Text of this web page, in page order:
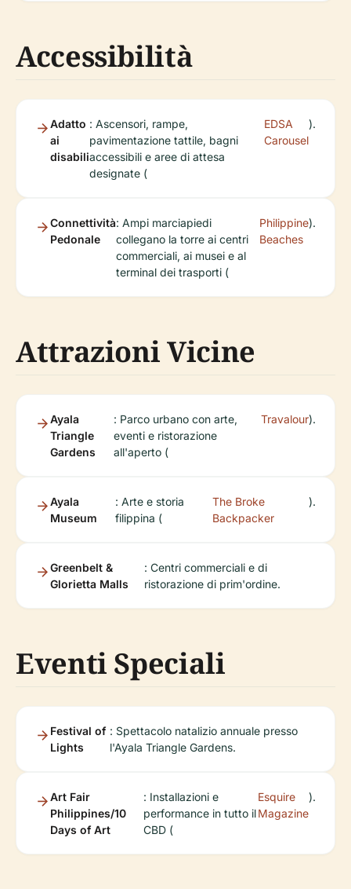
Accessibilità
Adatto
ai
disabili
: Ascensori, rampe,
pavimentazione tattile, bagni
accessibili e aree di attesa
designate (
EDSA
Carousel
).
Connettività
Pedonale
: Ampi marciapiedi
collegano la torre ai centri
commerciali, ai musei e al
terminal dei trasporti (
Philippine
Beaches
).
Attrazioni Vicine
Ayala
Triangle
Gardens
: Parco urbano con arte,
eventi e ristorazione
all'aperto (
Travalour).
Ayala
Museum
: Arte e storia
filippina (
The Broke
Backpacker
).
Greenbelt &
Glorietta Malls
: Centri commerciali e di
ristorazione di prim'ordine.
Eventi Speciali
Festival of
Lights
: Spettacolo natalizio annuale presso
l'Ayala Triangle Gardens.
Art Fair
Philippines/10
Days of Art
: Installazioni e
performance in tutto il
CBD (
Esquire
Magazine
).